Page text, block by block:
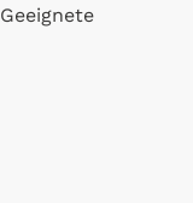
Geeignete